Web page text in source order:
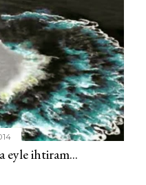
eyle ihtiram...